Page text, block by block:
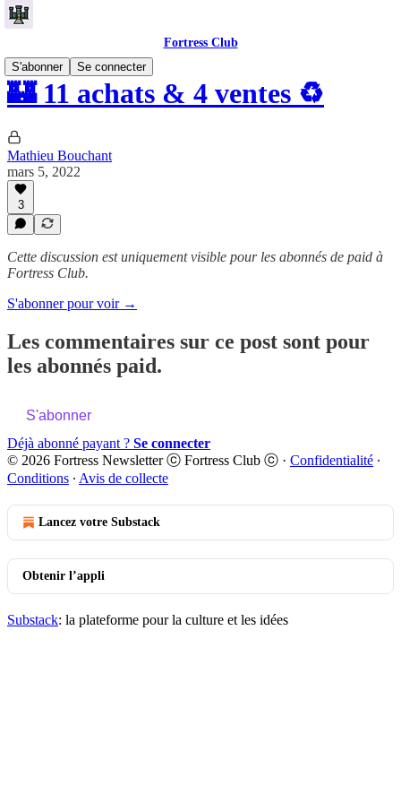
Fortress Club
S'abonner
Se connecter
🏰 11 achats & 4 ventes ♻️
Mathieu Bouchant
mars 5, 2022
3
Cette discussion est uniquement visible pour les abonnés de paid à
Fortress Club.
S'abonner pour voir →
Les commentaires sur ce post sont pour
les abonnés paid.
S'abonner
Déjà abonné payant ? Se connecter
© 2026 Fortress Newsletter ⓒ Fortress Club ⓒ · Confidentialité ∙
Conditions ∙ Avis de collecte
Lancez votre Substack
Obtenir l’appli
Substack: la plateforme pour la culture et les idées